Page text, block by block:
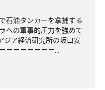
石油タンカーを拿捕する
への軍事的圧力を強めて
ジア経済研究所の坂口安
＝＝＝＝＝＝＝...